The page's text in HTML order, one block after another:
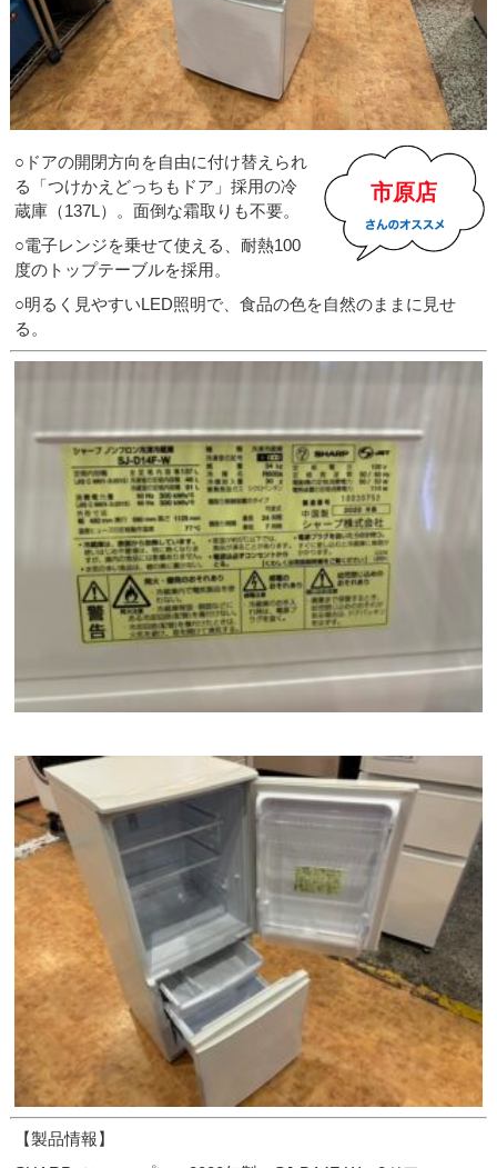
市原店
○ドアの開閉方向を自由に付け替えられ
る「つけかえどっちもドア」採用の冷
蔵庫（137L）。面倒な霜取りも不要。
○電子レンジを乗せて使える、耐熱100
度のトップテーブルを採用。
○明るく見やすいLED照明で、食品の色を自然のままに見せ
る。
【製品情報】